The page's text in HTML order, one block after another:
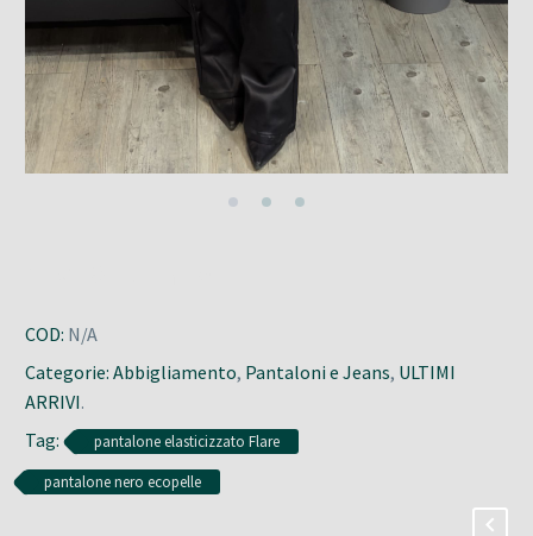
COD: N/A
Categorie: Abbigliamento, Pantaloni e Jeans, ULTIMI
ARRIVI.
Tag:
pantalone elasticizzato Flare
pantalone nero ecopelle